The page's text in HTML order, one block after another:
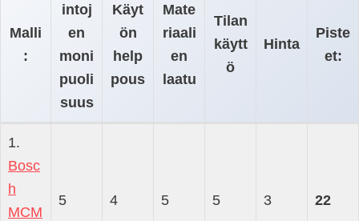
Malli
:
intoj
en
moni
puoli
suus
Käyt
ön
help
pous
Mate
riaali
en
laatu
Tilan
käytt
ö
Hinta
Piste
et:
1.
Bosc
h
MCM
5 4 5 5 3 22